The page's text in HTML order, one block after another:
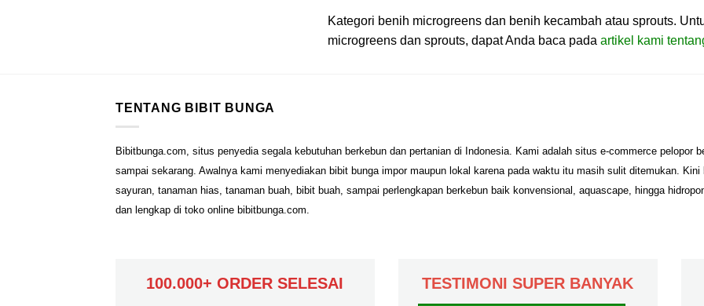
Kategori benih microgreens dan benih kecambah atau sprouts.
microgreens dan sprouts, dapat Anda baca pada artikel kami
TENTANG BIBIT BUNGA
Bibitbunga.com, situs penyedia segala kebutuhan berkebun dan pertanian di Indonesia. Kami adalah situs e-commerce pelopor
sampai sekarang. Awalnya kami menyediakan bibit bunga impor maupun lokal karena pada waktu itu masih sulit ditemukan.
sayuran, tanaman hias, tanaman buah, bibit buah, sampai perlengkapan berkebun baik konvensional, aquascape, hingga
dan lengkap di toko online bibitbunga.com.
100.000+ ORDER SELESAI TESTIMONI SUPER BANYAK